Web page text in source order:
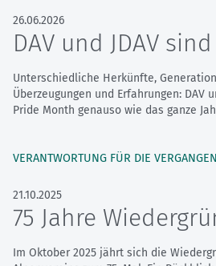
26.06.2026
DAV und JDAV
Unterschiedliche Herkünfte,
Überzeugungen und Erfahrungen: DAV
Pride Month genauso wie das ganze
VERANTWORTUNG FÜR DIE
21.10.2025
75 Jahre
Im Oktober 2025 jährt sich die